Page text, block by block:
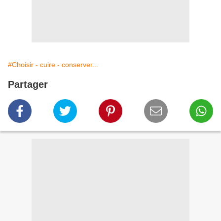
#Choisir - cuire - conserver...
Partager